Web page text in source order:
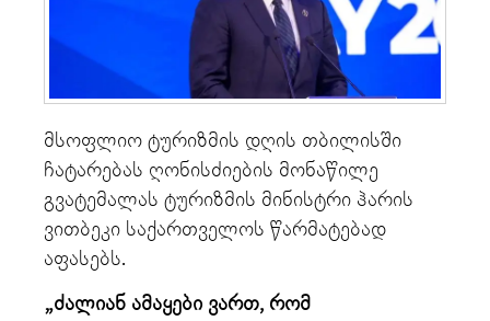
მსოფლიო ტურიზმის დღის თბილისში
ჩატარებას ღონისძიების მონაწილე
გვატემალას ტურიზმის მინისტრი ჰარის
ვითბეკი საქართველოს წარმატებად
აფასებს.
„ძალიან ამაყები ვართ, რომ